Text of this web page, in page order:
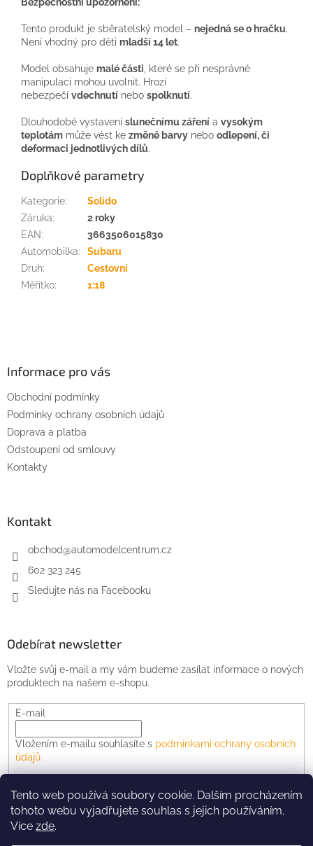
Tento web používá soubory cookie. Dalším procházením
tohoto webu vyjadřujete souhlas s jejich používáním.
Více zde.
Tento produkt je sběratelský model – nejedná se o hračku.
Není vhodný pro děti mladší 14 let.
Model obsahuje malé části , které se při nesprávné
manipulaci mohou uvolnit. Hrozí
nebezpečí vdechnutí nebo spolknutí.
Dlouhodobé vystavení slunečnímu záření a vysokým
teplotám může vést ke změně barvy nebo odlepení, či
deformaci jednotlivých dílů.
Doplňkové parametry
Kategorie:
Solido
Záruka:
2 roky
EAN:
3663506015830
Automobilka:
Subaru
Druh:
Cestovní
Měřítko: 1:18
Informace pro vás
Obchodní podmínky
Podmínky ochrany osobních údajů
Doprava a platba
Odstoupení od smlouvy
Kontakty
Kontakt
obchod@automodelcentrum.cz
602 323 245
Sledujte nás na Facebooku
Odebírat newsletter
Vložte svůj e-mail a my vám budeme zasílat informace o nových
produktech na našem e-shopu.
E-mail
Vložením e-mailu souhlasíte s podmínkami ochrany osobních
údajů
PŘIHLÁSIT SE